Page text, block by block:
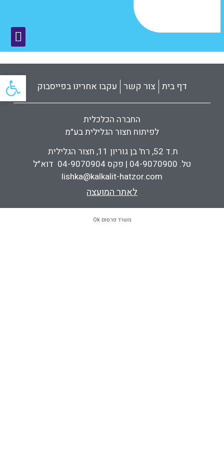
דף בית צור קשר עקבו אחרינו בפייסבוק
החברה הכלכלית
לפיתוח חצור הגלילית בע״מ
ת.ד 52, רח' בן גוריון 11, חצור הגלילית
טל. 04-9070900 | פקס 04-9070904 דוא״ל
lishka@kalkalit-hatzor.com
לאתר המועצה
משרד פרסום Ok